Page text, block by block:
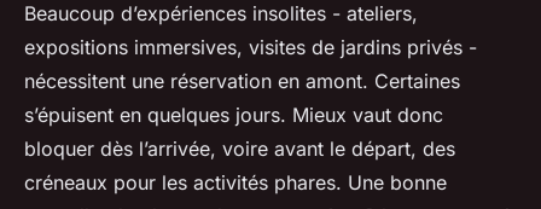
Beaucoup d’expériences insolites - ateliers,
expositions immersives, visites de jardins privés -
nécessitent une réservation en amont. Certaines
s’épuisent en quelques jours. Mieux vaut donc
bloquer dès l’arrivée, voire avant le départ, des
créneaux pour les activités phares. Une bonne